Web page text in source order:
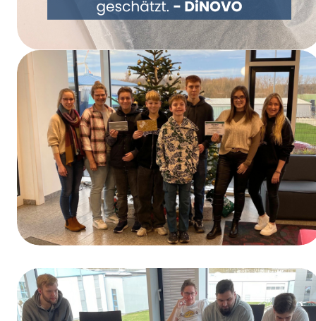
Samen een nieuwe kijk op verpakkingen –
DiNOVO stapt over op papieren
verpakkingen
Winnaar van de prijsvraag ter gelegenheid
van de Dag van het Beroepsonderwijs